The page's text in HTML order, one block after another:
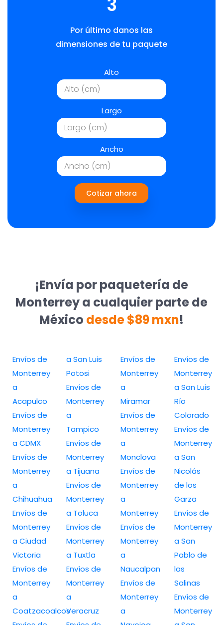
Por último danos las
dimensiones de tu paquete
Alto
Largo
Ancho
Cotizar ahora
¡Envía por paquetería de
Monterrey a cualquier parte de
México desde $89 mxn!
Envíos de
Monterrey
a
Acapulco
Envíos de
Monterrey
a CDMX
Envíos de
Monterrey
a
Chihuahua
Envíos de
Monterrey
a Ciudad
Victoria
Envíos de
Monterrey
a
Coatzacoalcos
a San Luis
Potosi
Envíos de
Monterrey
a
Tampico
Envíos de
Monterrey
a Tijuana
Envíos de
Monterrey
a Toluca
Envíos de
Monterrey
a Tuxtla
Envíos de
Monterrey
a
Veracruz
Envíos de
Monterrey
a
Miramar
Envíos de
Monterrey
a
Monclova
Envíos de
Monterrey
a
Monterrey
Envíos de
Monterrey
a
Naucalpan
Envíos de
Monterrey
a
Envíos de
Monterrey
a San Luis
Río
Colorado
Envíos de
Monterrey
a San
Nicolás
de los
Garza
Envíos de
Monterrey
a San
Pablo de
las
Salinas
Envíos de
Monterrey